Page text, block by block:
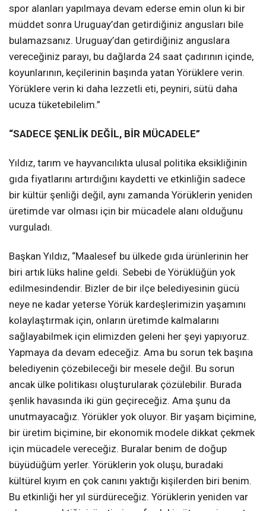
spor alanları yapılmaya devam ederse emin olun ki bir
müddet sonra Uruguay’dan getirdiğiniz angusları bile
bulamazsanız. Uruguay’dan getirdiğiniz anguslara
vereceğiniz parayı, bu dağlarda 24 saat çadırının içinde,
koyunlarının, keçilerinin başında yatan Yörüklere verin.
Yörüklere verin ki daha lezzetli eti, peyniri, sütü daha
ucuza tüketebilelim.”
“SADECE ŞENLİK DEĞİL, BİR MÜCADELE”
Yıldız, tarım ve hayvancılıkta ulusal politika eksikliğinin
gıda fiyatlarını artırdığını kaydetti ve etkinliğin sadece
bir kültür şenliği değil, aynı zamanda Yörüklerin yeniden
üretimde var olması için bir mücadele alanı olduğunu
vurguladı.
Başkan Yıldız, “Maalesef bu ülkede gıda ürünlerinin her
biri artık lüks haline geldi. Sebebi de Yörüklüğün yok
edilmesindendir. Bizler de bir ilçe belediyesinin gücü
neye ne kadar yeterse Yörük kardeşlerimizin yaşamını
kolaylaştırmak için, onların üretimde kalmalarını
sağlayabilmek için elimizden geleni her şeyi yapıyoruz.
Yapmaya da devam edeceğiz. Ama bu sorun tek başına
belediyenin çözebileceği bir mesele değil. Bu sorun
ancak ülke politikası oluşturularak çözülebilir. Burada
şenlik havasında iki gün geçireceğiz. Ama şunu da
unutmayacağız. Yörükler yok oluyor. Bir yaşam biçimine,
bir üretim biçimine, bir ekonomik modele dikkat çekmek
için mücadele vereceğiz. Buralar benim de doğup
büyüdüğüm yerler. Yörüklerin yok oluşu, buradaki
kültürel kıyım en çok canını yaktığı kişilerden biri benim.
Bu etkinliği her yıl sürdüreceğiz. Yörüklerin yeniden var